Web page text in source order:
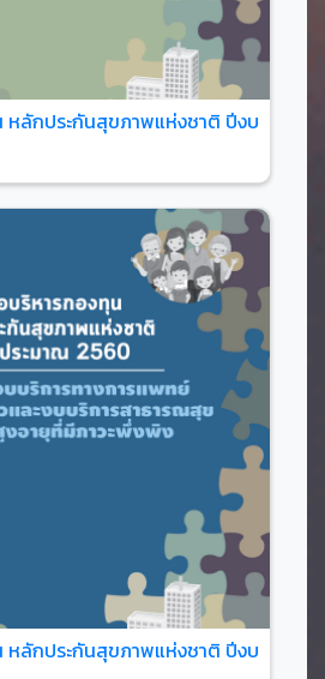
ลักประกันสุขภาพแห่งชาติ ปีงบประมา